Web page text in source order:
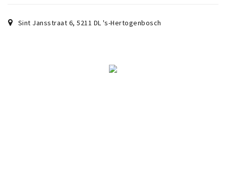
Sint Jansstraat 6,5211 DL 's-Hertogenbosch